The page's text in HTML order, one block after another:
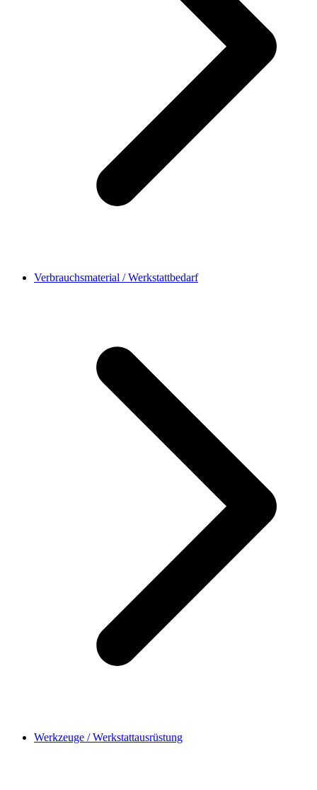
Verbrauchsmaterial / Werkstattbedarf
Werkzeuge / Werkstattausrüstung